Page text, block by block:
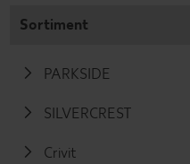
Sortiment
PARKSIDE
SILVERCREST
Crivit